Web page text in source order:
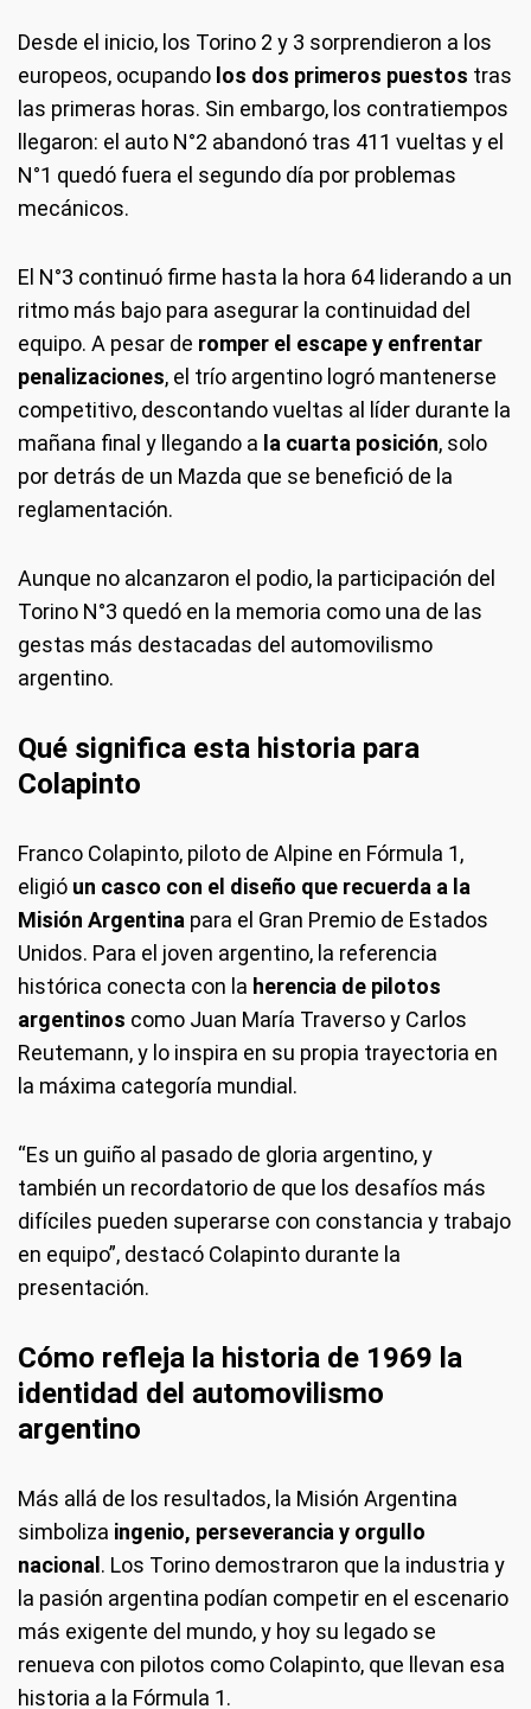
Desde el inicio, los Torino 2 y 3 sorprendieron a los
europeos, ocupando los dos primeros puestos tras
las primeras horas. Sin embargo, los contratiempos
llegaron: el auto N°2 abandonó tras 411 vueltas y el
N°1 quedó fuera el segundo día por problemas
mecánicos.
El N°3 continuó firme hasta la hora 64 liderando a un
ritmo más bajo para asegurar la continuidad del
equipo. A pesar de romper el escape y enfrentar
penalizaciones, el trío argentino logró mantenerse
competitivo, descontando vueltas al líder durante la
mañana final y llegando a la cuarta posición, solo
por detrás de un Mazda que se benefició de la
reglamentación.
Aunque no alcanzaron el podio, la participación del
Torino N°3 quedó en la memoria como una de las
gestas más destacadas del automovilismo
argentino.
Qué significa esta historia para
Colapinto
Franco Colapinto, piloto de Alpine en Fórmula 1,
eligió un casco con el diseño que recuerda a la
Misión Argentina para el Gran Premio de Estados
Unidos. Para el joven argentino, la referencia
histórica conecta con la herencia de pilotos
argentinos como Juan María Traverso y Carlos
Reutemann, y lo inspira en su propia trayectoria en
la máxima categoría mundial.
“Es un guiño al pasado de gloria argentino, y
también un recordatorio de que los desafíos más
difíciles pueden superarse con constancia y trabajo
en equipo”, destacó Colapinto durante la
presentación.
Cómo refleja la historia de 1969 la
identidad del automovilismo
argentino
Más allá de los resultados, la Misión Argentina
simboliza ingenio, perseverancia y orgullo
nacional . Los Torino demostraron que la industria y
la pasión argentina podían competir en el escenario
más exigente del mundo, y hoy su legado se
renueva con pilotos como Colapinto, que llevan esa
historia a la Fórmula 1.